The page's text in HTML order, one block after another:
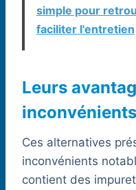
simple pour
faciliter l'entretien
Leurs
inconvénients
Ces alternatives
inconvénients
contient des